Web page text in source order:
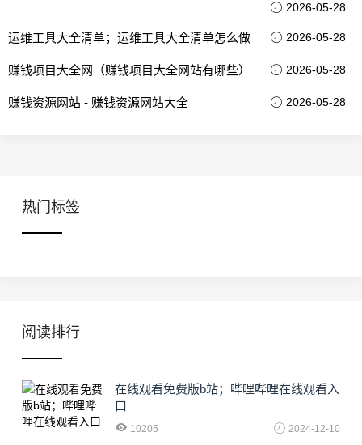
2026-05-28
运维工具大全清单；运维工具大全清单怎么做 2026-05-28
赚钱项目大全网（赚钱项目大全网站有哪些） 2026-05-28
赚钱资源网站 - 赚钱资源网站大全 2026-05-28
热门标签
阅读排行
在线观看免费版b站；哔哩哔哩在线观看入
口
10205 2024-12-10